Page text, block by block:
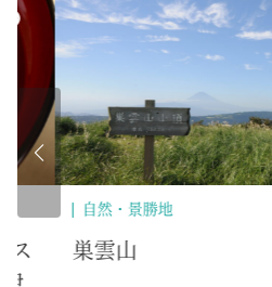
モビリティーパー
場）